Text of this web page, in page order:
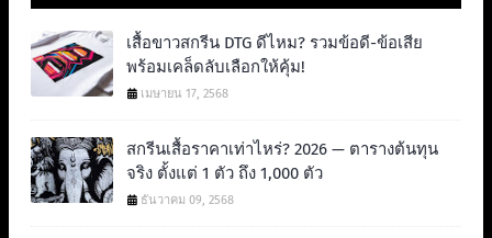
เสื้อขาวสกรีน DTG ดีไหม? รวมข้อดี-ข้อเสีย
พร้อมเคล็ดลับเลือกให้คุ้ม!
เมษายน 17, 2568
สกรีนเสื้อราคาเท่าไหร่? 2026 — ตารางต้นทุน
จริง ตั้งแต่ 1 ตัว ถึง 1,000 ตัว
ธันวาคม 09, 2568